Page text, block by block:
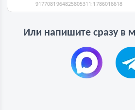
Или напишите сразу в